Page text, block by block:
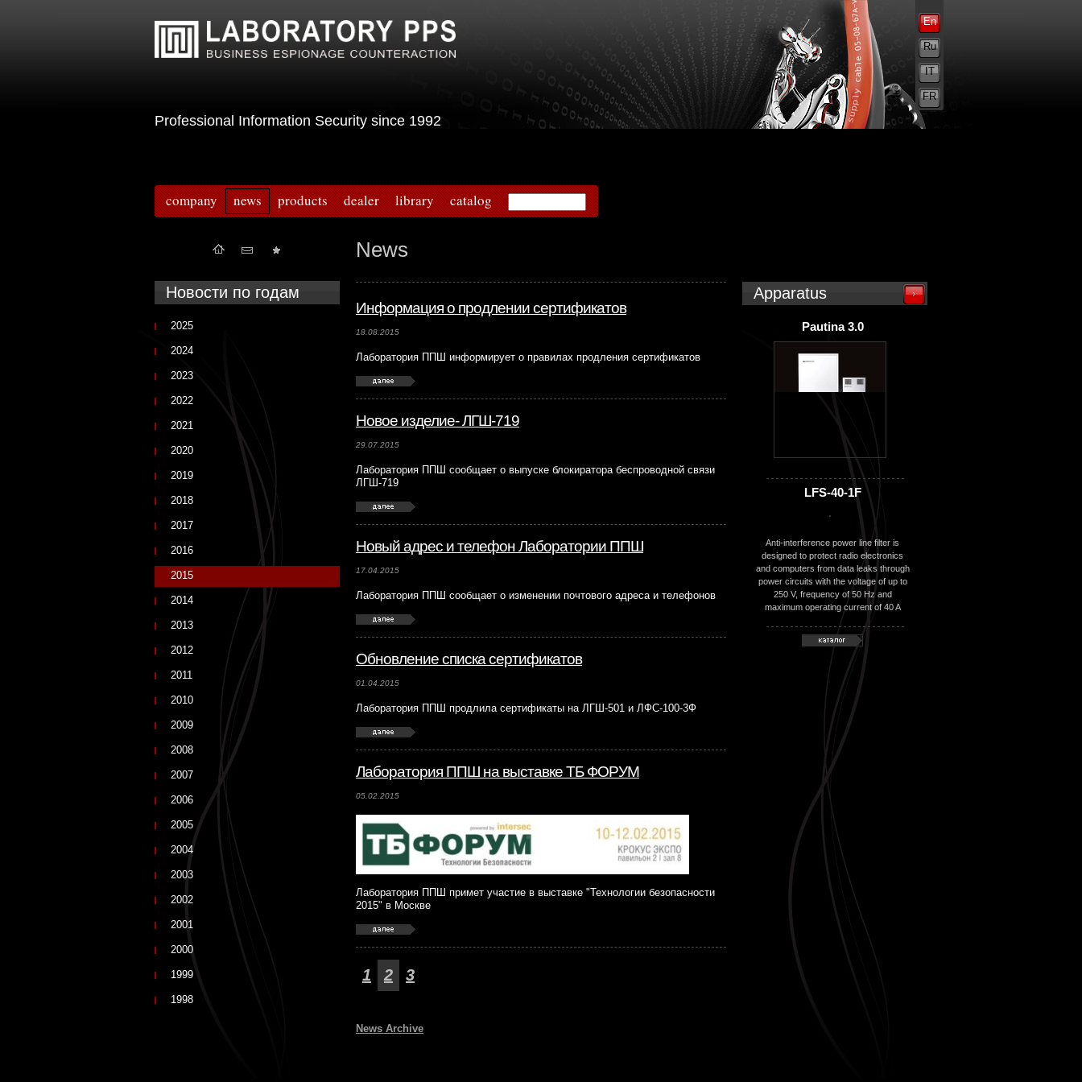
Professional Information Security since 1992
En
Ru
IT
FR
company news products dealer library catalog
News
Информация о продлении сертификатов
18.08.2015
Лаборатория ППШ информирует о правилах продления сертификатов
Новое изделие- ЛГШ-719
29.07.2015
Лаборатория ППШ сообщает о выпуске блокиратора беспроводной связи
ЛГШ-719
Новый адрес и телефон Лаборатории ППШ
17.04.2015
Лаборатория ППШ сообщает о изменении почтового адреса и телефонов
Обновление списка сертификатов
01.04.2015
Лаборатория ППШ продлила сертификаты на ЛГШ-501 и ЛФС-100-3Ф
Лаборатория ППШ на выставке ТБ ФОРУМ
05.02.2015
Лаборатория ППШ примет участие в выставке "Технологии безопасности
2015" в Москве
1 2 3
News Archive
Новости по годам
2025
2024
2023
2022
2021
2020
2019
2018
2017
2016
2015
2014
2013
2012
2011
2010
2009
2008
2007
2006
2005
2004
2003
2002
2001
2000
1999
1998
Apparatus
Pautina 3.0
LFS-40-1F
Anti-interference power line filter is
designed to protect radio electronics
and computers from data leaks through
power circuits with the voltage of up to
250 V, frequency of 50 Hz and
maximum operating current of 40 A